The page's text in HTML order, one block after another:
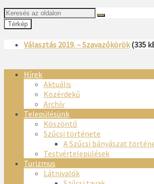
Térkép
Választás 2019. – Szavazókörök (335
Hírek
Aktuális
Közérdekű
Archív
Településünk
Köszöntő
Szűcsi története
A Szűcsi bányászat
Testvértelepülések
Turizmus
Látnivalók